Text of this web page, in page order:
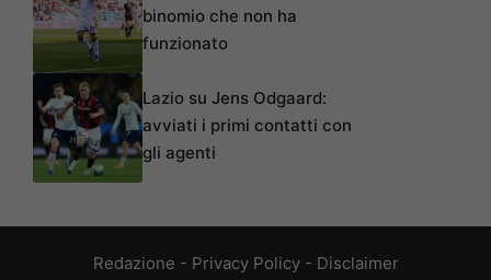
binomio che non ha
funzionato
Lazio su Jens Odgaard:
avviati i primi contatti con
gli agenti
Redazione - Privacy Policy- Disclaimer